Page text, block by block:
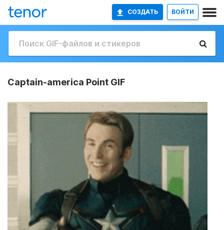
СОЗДАТЬ ВОЙТИ
Captain-america Point GIF